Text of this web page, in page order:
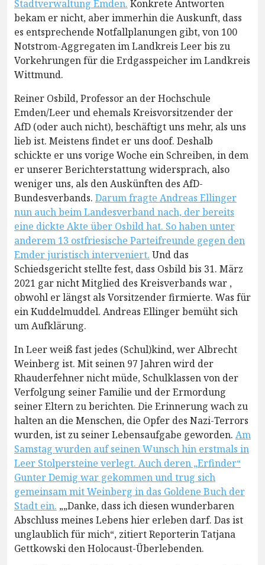
Stadtverwaltung Emden. Konkrete Antworten
bekam er nicht, aber immerhin die Auskunft, dass
es entsprechende Notfallplanungen gibt, von 100
Notstrom-Aggregaten im Landkreis Leer bis zu
Vorkehrungen für die Erdgasspeicher im Landkreis
Wittmund.
Reiner Osbild, Professor an der Hochschule
Emden/Leer und ehemals Kreisvorsitzender der
AfD (oder auch nicht), beschäftigt uns mehr, als uns
lieb ist. Meistens findet er uns doof. Deshalb
schickte er uns vorige Woche ein Schreiben, in dem
er unserer Berichterstattung widersprach, also
weniger uns, als den Auskünften des AfD-
Bundesverbands. Darum fragte Andreas Ellinger
nun auch beim Landesverband nach, der bereits
eine dickte Akte über Osbild hat. So haben unter
anderem 13 ostfriesische Parteifreunde gegen den
Emder juristisch interveniert. Und das
Schiedsgericht stellte fest, dass Osbild bis 31. März
2021 gar nicht Mitglied des Kreisverbands war ,
obwohl er längst als Vorsitzender firmierte. Was für
ein Kuddelmuddel. Andreas Ellinger bemüht sich
um Aufklärung.
In Leer weiß fast jedes (Schul)kind, wer Albrecht
Weinberg ist. Mit seinen 97 Jahren wird der
Rhauderfehner nicht müde, Schulklassen von der
Verfolgung seiner Familie und der Ermordung
seiner Eltern zu berichten. Die Erinnerung wach zu
halten an die Menschen, die Opfer des Nazi-Terrors
wurden, ist zu seiner Lebensaufgabe geworden. Am
Samstag wurden auf seinen Wunsch hin erstmals in
Leer Stolpersteine verlegt. Auch deren „Erfinder“
Gunter Demig war gekommen und trug sich
gemeinsam mit Weinberg in das Goldene Buch der
Stadt ein. „„Danke, dass ich diesen wunderbaren
Abschluss meines Lebens hier erleben darf. Das ist
unglaublich für mich“, zitiert Reporterin Tatjana
Gettkowski den Holocaust-Überlebenden.